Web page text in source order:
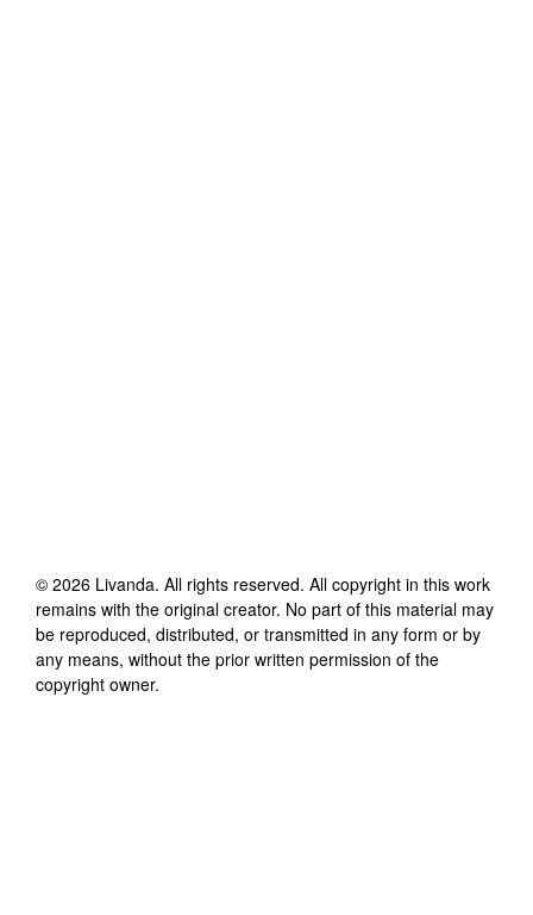
© 2026 Livanda. All rights reserved. All copyright in this work
remains with the original creator. No part of this material may
be reproduced, distributed, or transmitted in any form or by
any means, without the prior written permission of the
copyright owner.